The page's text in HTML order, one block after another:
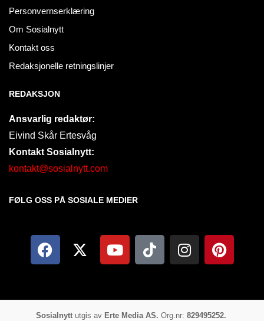
Personvernserklæring
Om Sosialnytt
Kontakt oss
Redaksjonelle retningslinjer
REDAKSJON
Ansvarlig redaktør:
Eivind Skår Ertesvåg
Kontakt Sosialnytt:
kontakt@sosialnytt.com
FØLG OSS PÅ SOSIALE MEDIER​
Sosialnyttutgis av Erte Media AS. Org.nr: 829495252.